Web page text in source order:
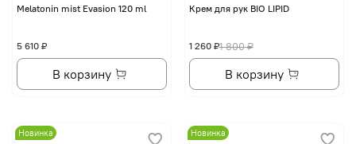
Melatonin mist Evasion 120 ml
5 610 ₽
В корзину
Крем для рук BIO LIPID
1 800 ₽
1 260 ₽
В корзину
Новинка Новинка